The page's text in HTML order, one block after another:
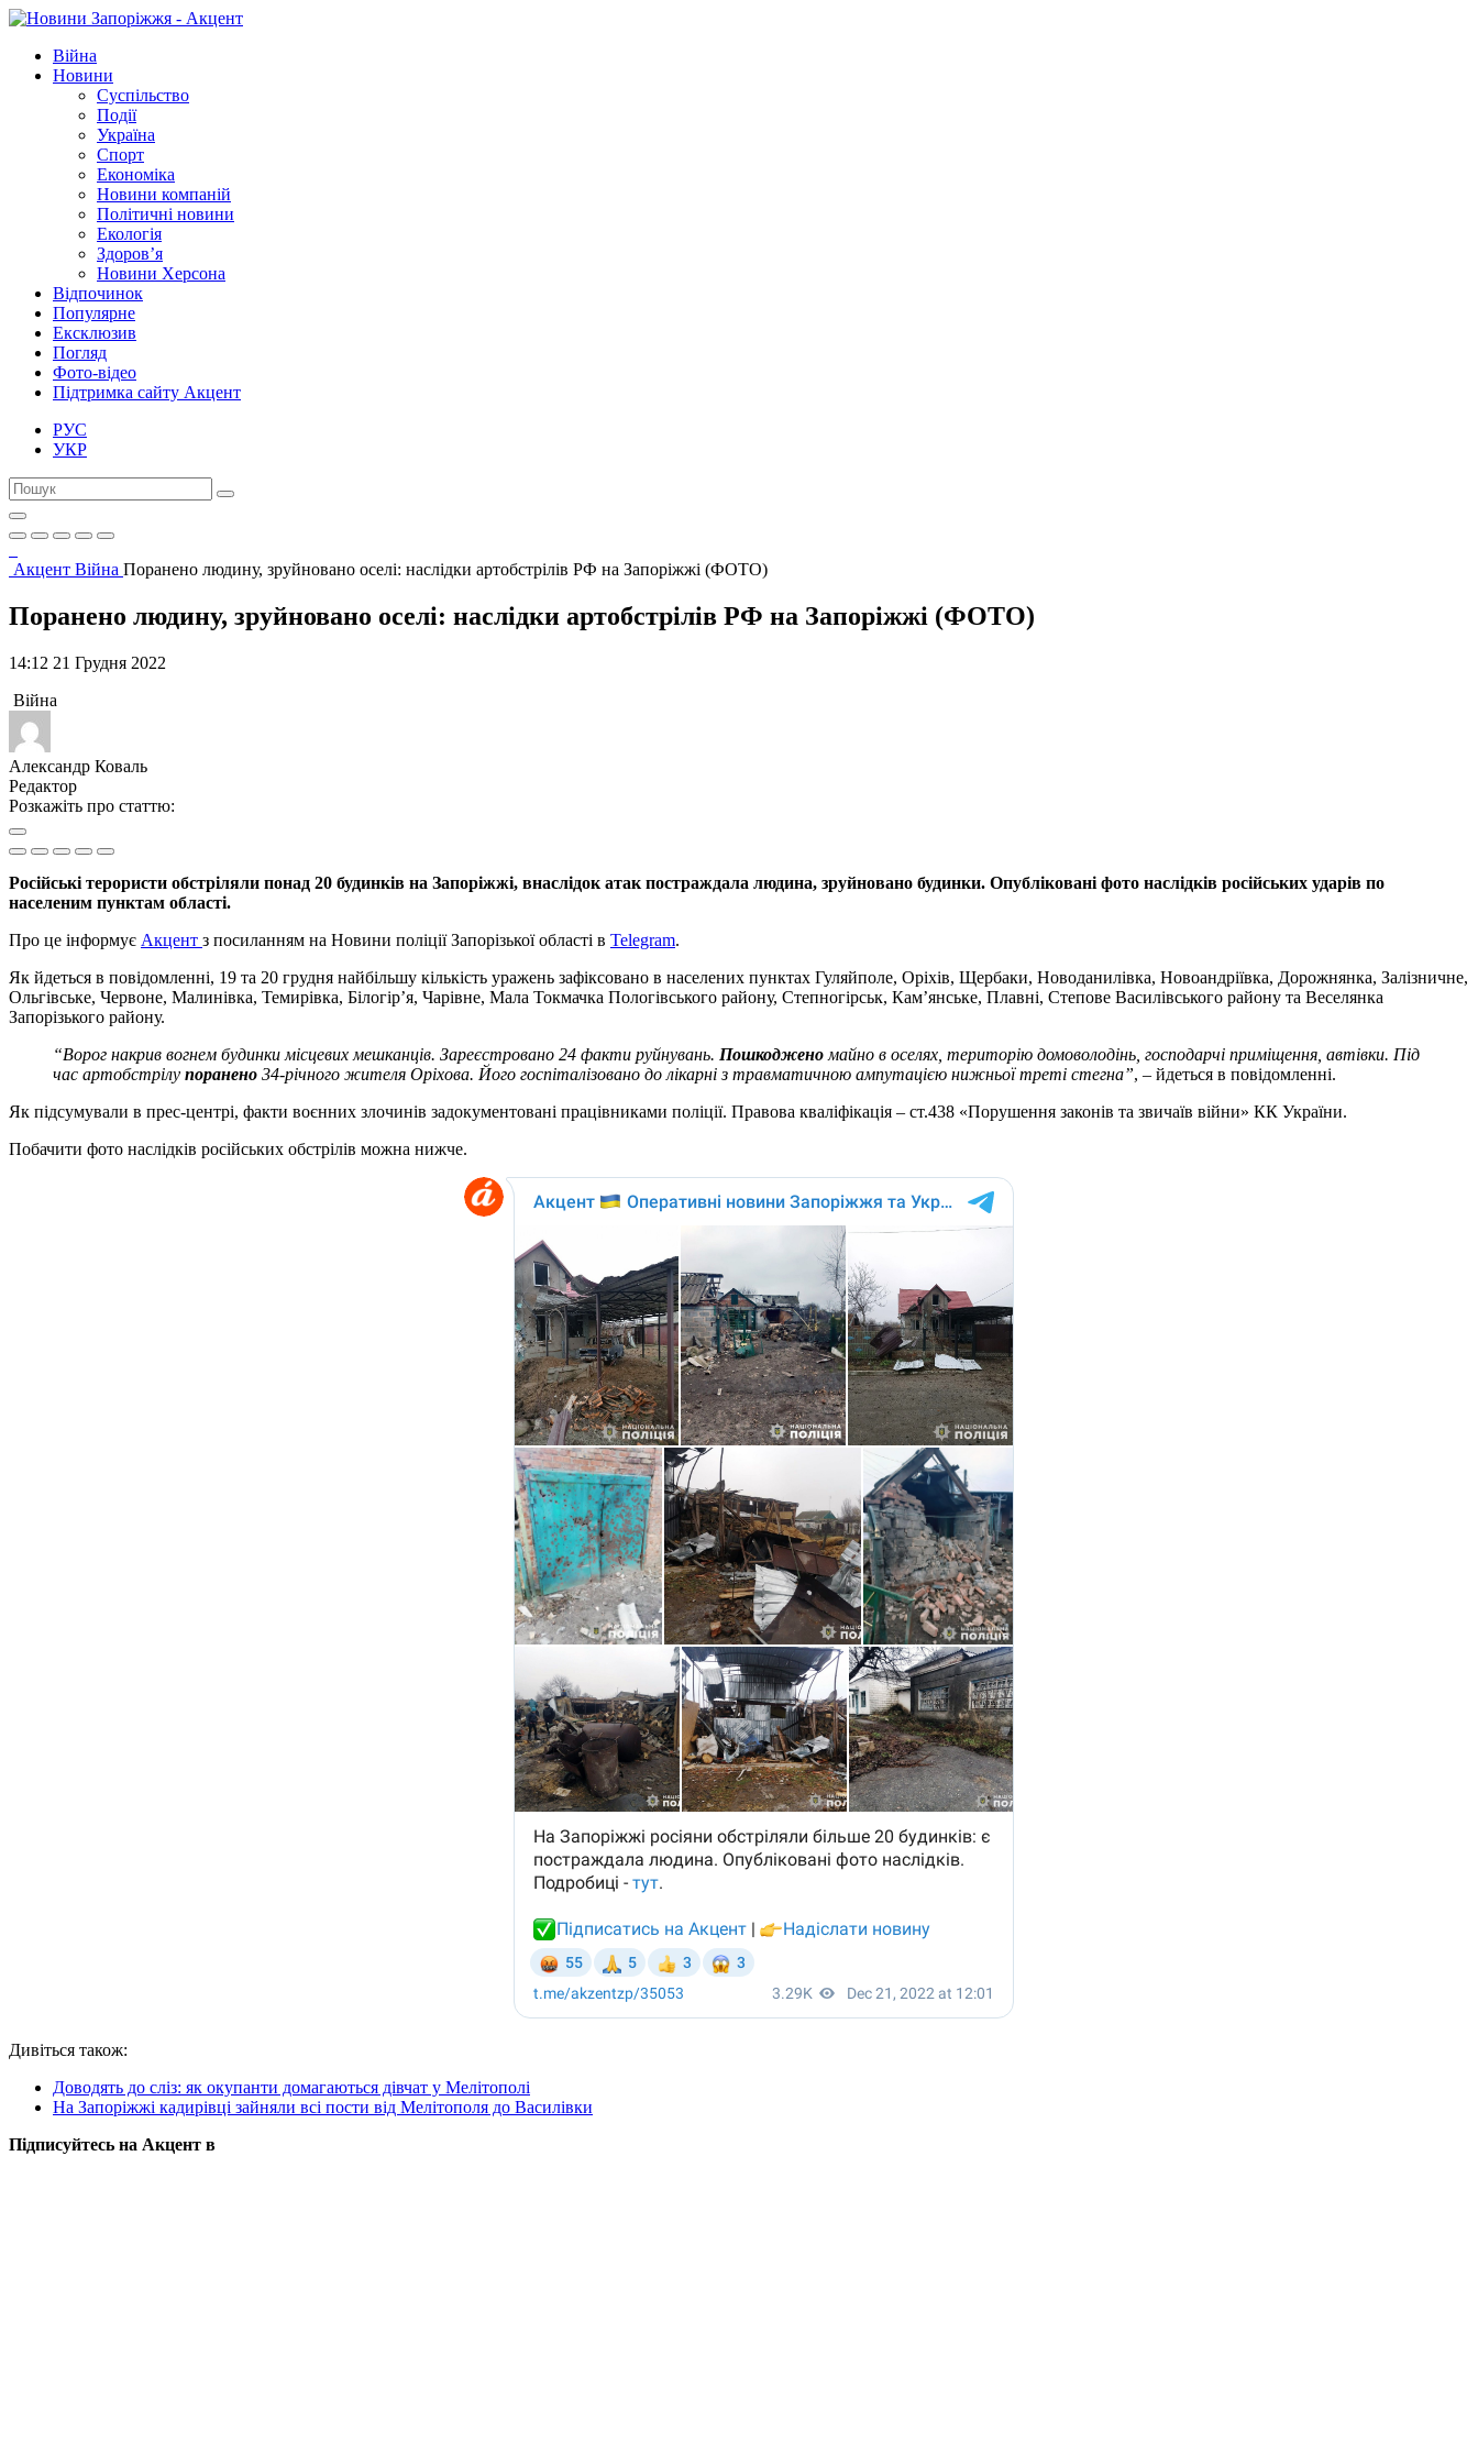
Війна
Новини
Суспільство
Події
Україна
Спорт
Економіка
Новини компаній
Політичні новини
Екологія
Здоров’я
Новини Херсона
Відпочинок
Популярне
Ексклюзив
Погляд
Фото-відео
Підтримка сайту Акцент
РУС
УКР
Акцент Війна Поранено людину, зруйновано оселі: наслідки артобстрілів РФ на Запоріжжі (ФОТО)
Поранено людину, зруйновано оселі: наслідки артобстрілів РФ на Запоріжжі (ФОТО)
14:12 21 Грудня 2022
Війна
Александр Коваль
Редактор
Розкажіть про статтю:
Російські терористи обстріляли понад 20 будинків на Запоріжжі, внаслідок атак постраждала людина, зруйновано будинки. Опубліковані фото наслідків російських ударів по
населеним пунктам області.
Про це інформує Акцент з посиланням на Новини поліції Запорізької області в Telegram.
Як йдеться в повідомленні, 19 та 20 грудня найбільшу кількість уражень зафіксовано в населених пунктах Гуляйполе, Оріхів, Щербаки, Новоданилівка, Новоандріївка, Дорожнянка, Залізничне,
Ольгівське, Червоне, Малинівка, Темирівка, Білогір’я, Чарівне, Мала Токмачка Пологівського району, Степногірськ, Кам’янське, Плавні, Степове Василівського району та Веселянка
Запорізького району.
“Ворог накрив вогнем будинки місцевих мешканців. Зареєстровано 24 факти руйнувань. Пошкоджено майно в оселях, територію домоволодінь, господарчі приміщення, автівки. Під
час артобстрілу поранено 34-річного жителя Оріхова. Його госпіталізовано до лікарні з травматичною ампутацією нижньої треті стегна”, – йдеться в повідомленні.
Як підсумували в прес-центрі, факти воєнних злочинів задокументовані працівниками поліції. Правова кваліфікація – ст.438 «Порушення законів та звичаїв війни» КК України.
Побачити фото наслідків російських обстрілів можна нижче.
Дивіться також:
Доводять до сліз: як окупанти домагаються дівчат у Мелітополі
На Запоріжжі кадирівці зайняли всі пости від Мелітополя до Василівки
Підписуйтесь на Акцент в